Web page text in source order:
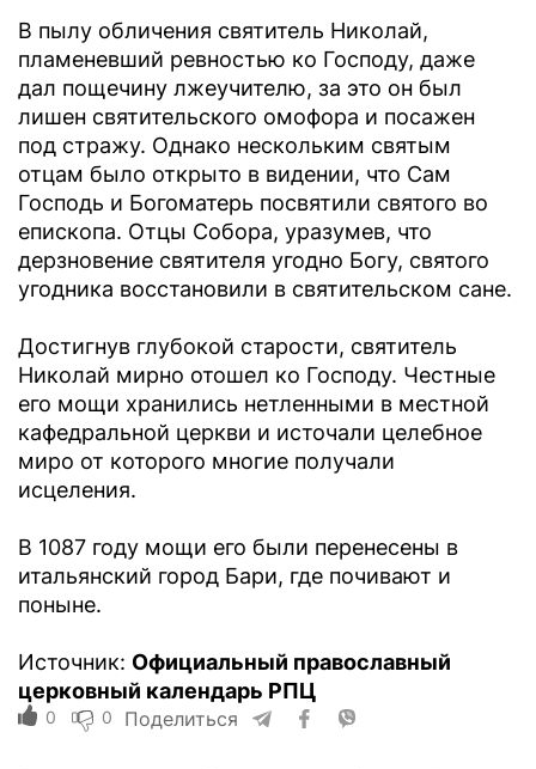
В пылу обличения святитель Николай,
пламеневший ревностью ко Господу, даже
дал пощечину лжеучителю, за это он был
лишен святительского омофора и посажен
под стражу. Однако нескольким святым
отцам было открыто в видении, что Сам
Господь и Богоматерь посвятили святого во
епископа. Отцы Собора, уразумев, что
дерзновение святителя угодно Богу, святого
угодника восстановили в святительском сане.
Достигнув глубокой старости, святитель
Николай мирно отошел ко Господу. Честные
его мощи хранились нетленными в местной
кафедральной церкви и источали целебное
миро от которого многие получали
исцеления.
В 1087 году мощи его были перенесены в
итальянский город Бари, где почивают и
поныне.
Источник: Официальный православный
церковный календарь РПЦ
0 0 Поделиться